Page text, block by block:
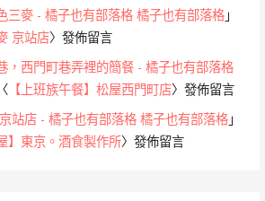
三麥 - 橘子也有部落格 橘子也有部落格 」
京站店〉發佈留言
，西門町巷弄裡的簡餐 - 橘子也有部落格
【上班族午餐】松屋西門町店〉發佈留言
京站店 - 橘子也有部落格 橘子也有部落格 」
】東京。酒食製作所〉發佈留言